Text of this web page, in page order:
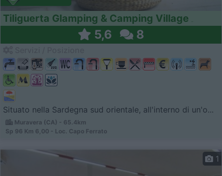
Tiliguerta Glamping & Camping Village
5,6 8
Situato nella Sardegna sud orientale, all'interno di un'o...
Muravera (CA) - 65.4km
Sp 96 Km 6,00 - Loc. Capo Ferrato
1